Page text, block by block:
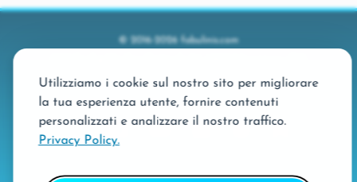
Utilizziamo i cookie sul nostro sito per migliorare
la tua esperienza utente, fornire contenuti
personalizzati e analizzare il nostro traffico.
Privacy Policy.
© 2016-2026 fabulinis.com
VAT: CHE-400.113.959